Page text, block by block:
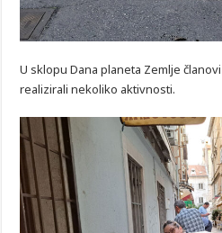
U sklopu Dana planeta Zemlje
realizirali nekoliko aktivnosti.